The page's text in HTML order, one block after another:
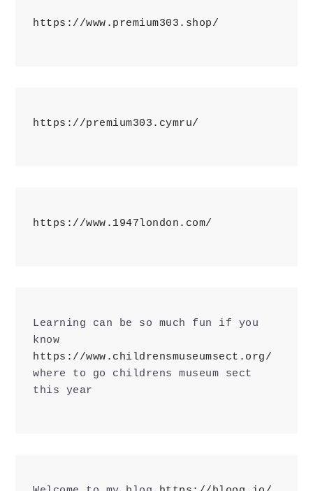
https://www.premium303.shop/
https://premium303.cymru/
https://www.1947london.com/
Learning can be so much fun if you
https://www.childrensmuseumsect.org/
where to go childrens museum sect
this year